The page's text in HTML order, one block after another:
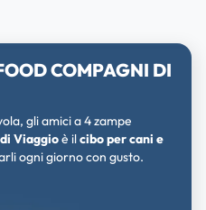
COMPAGNI DI
gli amici a 4 zampe
Viaggioè ilcibo per cani e
ogni giorno con gusto.